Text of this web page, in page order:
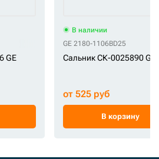
GE
В наличии
GE 2180-1106BD25
Сальник СК-0025890 GE
от 525 руб
В корзину